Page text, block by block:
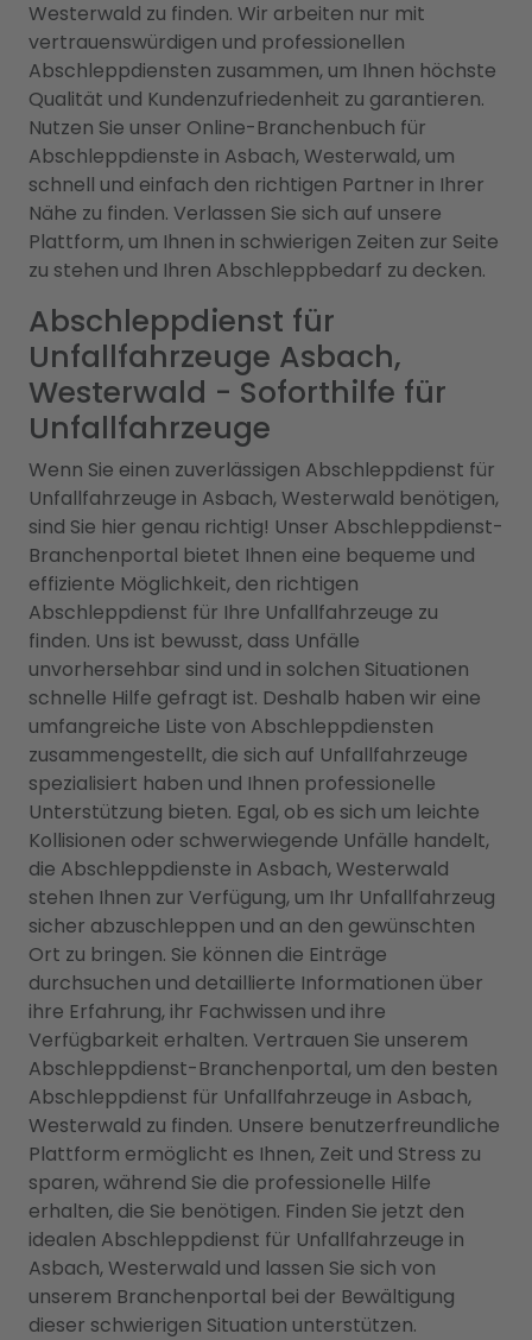
Westerwald zu finden. Wir arbeiten nur mit
vertrauenswürdigen und professionellen
Abschleppdiensten zusammen, um Ihnen höchste
Qualität und Kundenzufriedenheit zu garantieren.
Nutzen Sie unser Online-Branchenbuch für
Abschleppdienste in Asbach, Westerwald, um
schnell und einfach den richtigen Partner in Ihrer
Nähe zu finden. Verlassen Sie sich auf unsere
Plattform, um Ihnen in schwierigen Zeiten zur Seite
zu stehen und Ihren Abschleppbedarf zu decken.
Abschleppdienst für
Unfallfahrzeuge Asbach,
Westerwald - Soforthilfe für
Unfallfahrzeuge
Wenn Sie einen zuverlässigen Abschleppdienst für
Unfallfahrzeuge in Asbach, Westerwald benötigen,
sind Sie hier genau richtig! Unser Abschleppdienst-
Branchenportal bietet Ihnen eine bequeme und
effiziente Möglichkeit, den richtigen
Abschleppdienst für Ihre Unfallfahrzeuge zu
finden. Uns ist bewusst, dass Unfälle
unvorhersehbar sind und in solchen Situationen
schnelle Hilfe gefragt ist. Deshalb haben wir eine
umfangreiche Liste von Abschleppdiensten
zusammengestellt, die sich auf Unfallfahrzeuge
spezialisiert haben und Ihnen professionelle
Unterstützung bieten. Egal, ob es sich um leichte
Kollisionen oder schwerwiegende Unfälle handelt,
die Abschleppdienste in Asbach, Westerwald
stehen Ihnen zur Verfügung, um Ihr Unfallfahrzeug
sicher abzuschleppen und an den gewünschten
Ort zu bringen. Sie können die Einträge
durchsuchen und detaillierte Informationen über
ihre Erfahrung, ihr Fachwissen und ihre
Verfügbarkeit erhalten. Vertrauen Sie unserem
Abschleppdienst-Branchenportal, um den besten
Abschleppdienst für Unfallfahrzeuge in Asbach,
Westerwald zu finden. Unsere benutzerfreundliche
Plattform ermöglicht es Ihnen, Zeit und Stress zu
sparen, während Sie die professionelle Hilfe
erhalten, die Sie benötigen. Finden Sie jetzt den
idealen Abschleppdienst für Unfallfahrzeuge in
Asbach, Westerwald und lassen Sie sich von
unserem Branchenportal bei der Bewältigung
dieser schwierigen Situation unterstützen.